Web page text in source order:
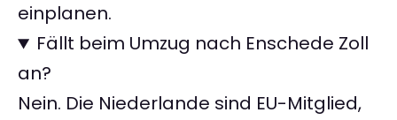
einplanen.
Fällt beim Umzug nach Enschede Zoll
an?
Nein. Die Niederlande sind EU-Mitglied,